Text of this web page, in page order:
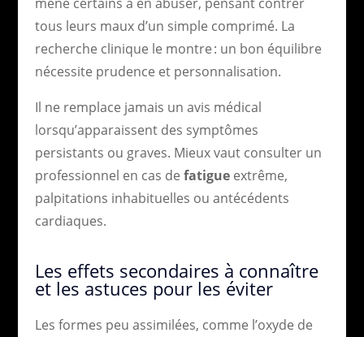
tous leurs maux d’un simple comprimé. La
recherche clinique le montre : un bon équilibre
nécessite prudence et personnalisation.
Il ne remplace jamais un avis médical
lorsqu’apparaissent des symptômes
persistants ou graves. Mieux vaut consulter un
professionnel en cas de fatigueextrême,
palpitations inhabituelles ou antécédents
cardiaques.
Les effets secondaires à connaître
et les astuces pour les éviter
Les formes peu assimilées, comme l’oxyde de